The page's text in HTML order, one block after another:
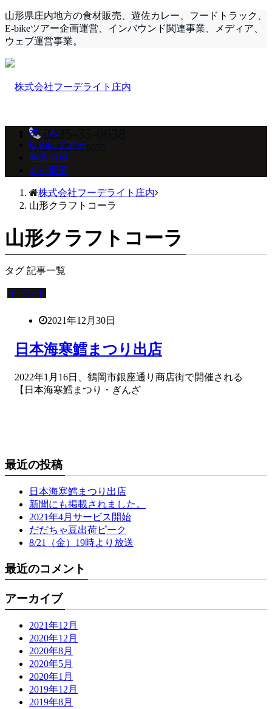
山形県庄内地方の食材販売、遊佐カレー、フードトラック、
E-bikeツアー企画運営、インバウンド関連事業、メディア、
ウェブ運営事業。
0235-35-0638
FAX:0235-35-0655
ホーム
E-Bikeツアー
事業内容
会社概要
株式会社フーデライト庄内
山形クラフトコーラ
山形クラフトコーラ
タグ 記事一覧
イベント
2021年12月30日
日本海寒鱈まつり出店
2022年1月16日、鶴岡市銀座通り商店街で開催される
【日本海寒鱈まつり・ぎんざ
最近の投稿
日本海寒鱈まつり出店
新聞にも掲載されました。
2021年4月サービス開始
だだちゃ豆出荷ピーク
8/21（金）19時より放送
最近のコメント
アーカイブ
2021年12月
2020年12月
2020年8月
2020年5月
2020年1月
2019年12月
2019年8月